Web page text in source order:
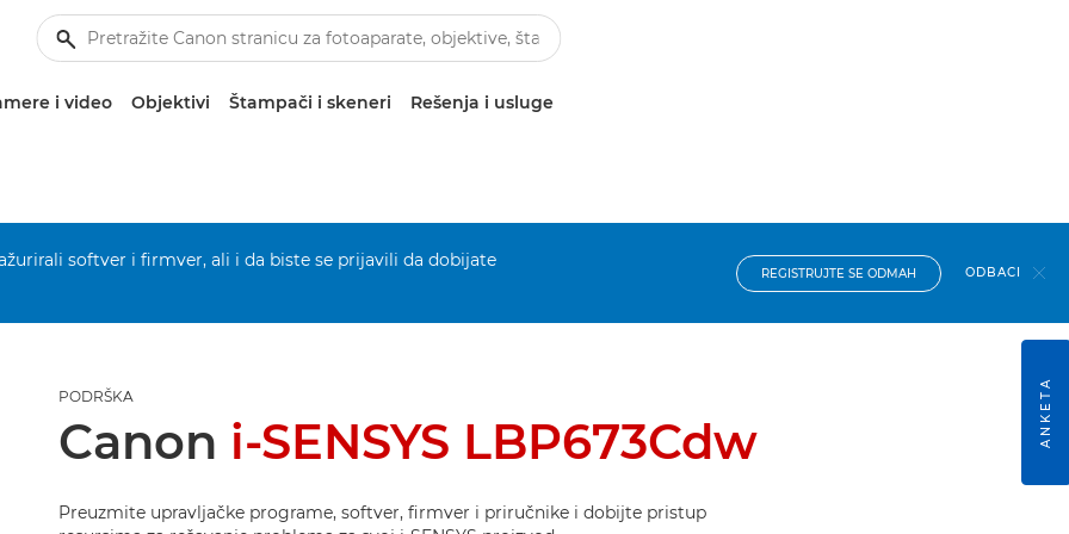
i video Objektivi Štampači i skeneri Rešenja i usluge
softver i firmver, ali i da biste se prijavili da dobijate
REGISTRUJTE SE ODMAH ODBACI
PODRŠKA
Canon i-SENSYS LBP673Cdw
Preuzmite upravljačke programe, softver, firmver i priručnike i dobijte pristup
ANKETA